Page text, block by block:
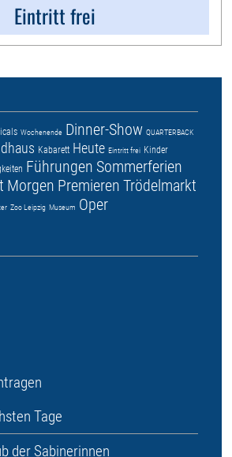
Eintritt frei
Wochenende Dinner-Show QUARTERBACK
Kabarett Heute Eintritt frei Kinder
Führungen Sommerferien
Morgen Premieren Trödelmarkt
Zoo Leipzig Museum Oper
Tage
der Sabinerinnen